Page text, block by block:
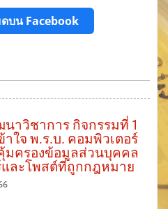
บน Facebook
าวิชาการ กิจกรรมที่ 1
าใจ พ.ร.บ. คอมพิวเตอร์
มครองข้อมูลส่วนบุคคล
และโพสต์ที่ถูกกฎหมาย